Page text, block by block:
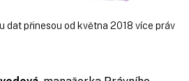
dat přinesou od května 2018 více práv